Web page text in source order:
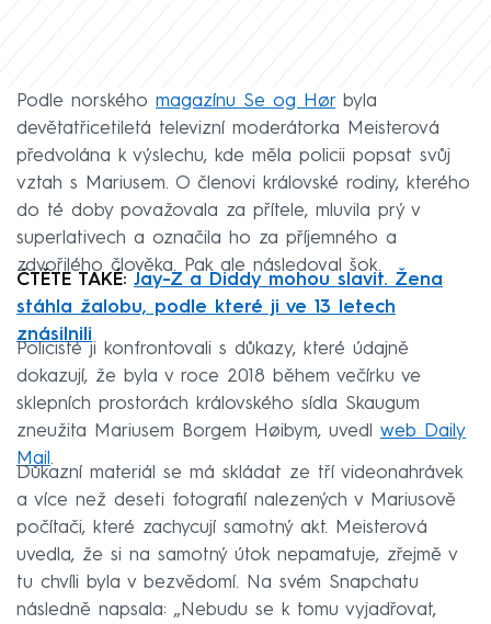
Podle norského magazínu Se og Hørbyla
devětatřicetiletá televizní moderátorka Meisterová
předvolána k výslechu, kde měla policii popsat svůj
vztah s Mariusem. O členovi královské rodiny, kterého
do té doby považovala za přítele, mluvila prý v
superlativech a označila ho za příjemného a
zdvořilého člověka. Pak ale následoval šok.
ČTĚTE TAKÉ: Jay-Z a Diddy mohou slavit. Žena
stáhla žalobu, podle které ji ve 13 letech
znásilnili
Policisté ji konfrontovali s důkazy, které údajně
dokazují, že byla v roce 2018 během večírku ve
sklepních prostorách královského sídla Skaugum
zneužita Mariusem Borgem Høibym, uvedl web Daily
Mail.
Důkazní materiál se má skládat ze tří videonahrávek
a více než deseti fotografií nalezených v Mariusově
počítači, které zachycují samotný akt. Meisterová
uvedla, že si na samotný útok nepamatuje, zřejmě v
tu chvíli byla v bezvědomí. Na svém Snapchatu
následně napsala: „Nebudu se k tomu vyjadřovat,